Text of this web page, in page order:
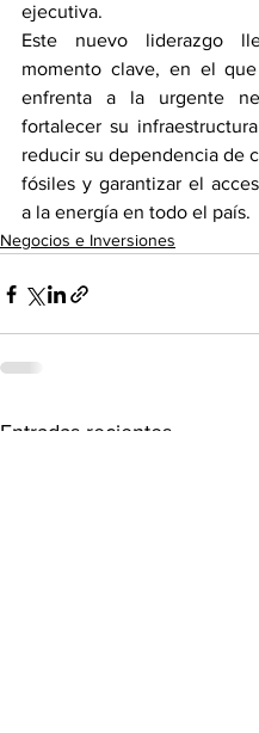
ejecutiva.
Este nuevo liderazgo
momento clave, en el que
enfrenta a la urgente
fortalecer su
reducir su dependencia de
fósiles y garantizar el
a la energía en todo el país.
Negocios e Inversiones
Entradas recientes